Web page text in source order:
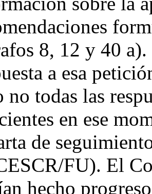
8, 12 y 40
a esa
no todas las
en ese
de
FU). El
hecho